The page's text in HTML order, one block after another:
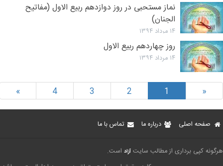
نماز مستحبی در روز دوازدهم ربیع الاول (مفاتیح
الجنان)
۱۴ مرداد ۱۳۹۴
روز چهاردهم ربیع الاول
۱۴ مرداد ۱۳۹۴
«
1
2
3
4
»
صفحه اصلی درباره ما تماس با ما
هرگونه کپی برداری از مطالب سایت آزاداست.